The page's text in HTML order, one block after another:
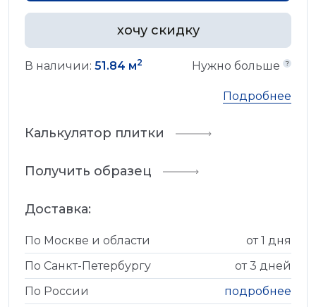
хочу скидку
В наличии: 51.84 м2 Нужно больше
Подробнее
Калькулятор плитки
Получить образец
Доставка:
По Москве и области
от 1 дня
По Санкт-Петербургу
от 3 дней
По России
подробнее